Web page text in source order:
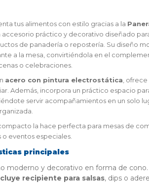
tus alimentos con estilo gracias a la
accesorio práctico y decorativo diseñado
de panadería o repostería. Su diseño
a la mesa, convirtiéndola en el
o celebraciones.
acero con pintura electrostática ,
Además, incorpora un práctico espacio
servir acompañamientos en un solo
la hace perfecta para mesas de
o eventos especiales.
principales
moderno y decorativo en forma de cono.
recipiente para salsas, dips o